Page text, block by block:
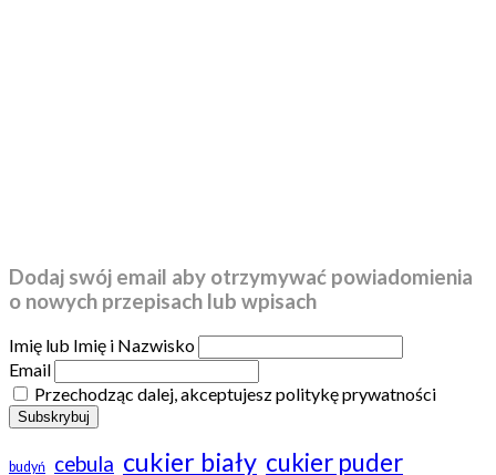
Dodaj swój email aby otrzymywać powiadomienia
o nowych przepisach lub wpisach
Imię lub Imię i Nazwisko
Email
Przechodząc dalej, akceptujesz politykę prywatności
budyń cebula cukier biały cukier puder